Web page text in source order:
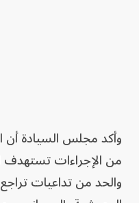
وأكد مجلس السيادة أن
من الإجراءات تستهدف
والحد من تداعيات